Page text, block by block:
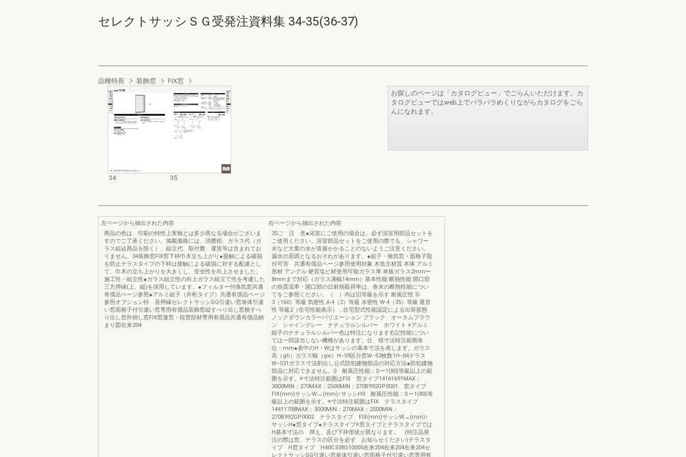
セレクトサッシＳＧ受発注資料集 34-35(36-37)
品種特長 装飾窓 FIX窓
34 35
お探しのページは「カタログビュー」でごらんいただけます。カ
タログビューではweb上でパラパラめくりながらカタログをごら
んになれます。
左ページから抽出された内容
商品の色は、印刷の特性上実物とは多少異なる場合がございま
すのでご了承ください。掲載価格には、消費税、ガラス代（ガ
ラス組込商品を除く）、組立代、取付費、運賃等は含まれてお
りません。34装飾窓FIX窓下枠巾木立ち上がり●接触による破損
を防止テラスタイプの下枠は接触による破損に対する配慮とし
て、巾木の立ち上がりを大きくし、安全性を向上させました。
施工性・組立性●ガラス組立性の向上ガラス組立て性を考慮した
三方押縁(上、縦)を採用しています。●フィルター付換気窓共通
有償品ページ参照●アルミ組子（井桁タイプ）共通有償品ページ
参照オプション特 長押縁セレクトサッシSG引違い窓単体引違
い窓面格子付引違い窓専用有償品装飾窓縦すべり出し窓横すべ
り出し窓外倒し窓FIX窓連窓・段窓部材専用有償品共通有償品納
まり図在来204
右ページから抽出された内容
35ご 注 意●浴室にご使用の場合は、必ず浴室用部品セットを
ご使用ください。浴室部品セットをご使用の際でも、シャワー
水など大量の水が直接かかることのないようご注意ください。
漏水の原因となるおそれがあります。●組子・換気窓・面格子取
付可否 共通有償品ページ参照使用対象 木造主材質 本体 アルミ
形材 アングル 硬質塩ビ材使用可能ガラス厚 単板ガラス2mm〜
8mmまで対応（ガラス溝幅14mm）基本性能 断熱性能 開口部
の熱貫流率・開口部の日射熱取得率は、巻末の断熱性能につい
てをご参照ください。（ ）内は旧等級を示す 耐風圧性 S-
3（160）等級 気密性 A-4（2）等級 水密性 W-4（35）等級 遮音
性 等級2（住宅性能表示） …住宅型式性能認定による出荷形態
ノックダウンカラーバリエーション ブラック オータムブラウ
ン シャイングレー ナチュラルシルバー ホワイト ※アルミ
組子のナチュラルシルバー色は特注になります右記性能につい
ては一部該当しない機種があります。仕 様寸法特注範囲単
位：mm●表中のH・Wはサッシの基本寸法を表します。ガラス
高（gh）ガラス幅（gw）H−59区分窓W−53枚数1H−84テラス
W−531ガラス寸法割出し公式防犯建物部品の対応方法●防犯建物
部品に対応できません。0 耐風圧性能：Sー1(80)等級以上の範
囲を示す。※寸法特注範囲はFIX 窓タイプ14161691MAX：
3000MIN：270MAX：2500MIN：270B992GP0001 窓タイプ
FIX(mm)サッシW→(mm)↑サッシH0 耐風圧性能：Sー1(80)等
級以上の範囲を示す。※寸法特注範囲はFIX テラスタイプ
14411708MAX：3000MIN：270MAX：2500MIN：
270B992GP0002 テラスタイプ FIX(mm)サッシW→(mm)↑
サッシH●窓タイプ●テラスタイプ※窓タイプとテラスタイプでは
H基本寸法の 押え、及び下枠形状が異なります。 (特注品発
注の際は窓、テラスの区分を必ず お知らせください)テラスタ
イプ H窓タイプ H40C338G10005在来204在来204在来204セ
レクトサッシSG引違い窓単体引違い窓面格子付引違い窓専用有